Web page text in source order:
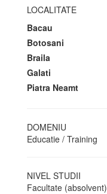
LOCALITATE
Bacau
Botosani
Braila
Galati
Piatra Neamt
DOMENIU
Educatie / Training
NIVEL STUDII
Facultate (absolvent)